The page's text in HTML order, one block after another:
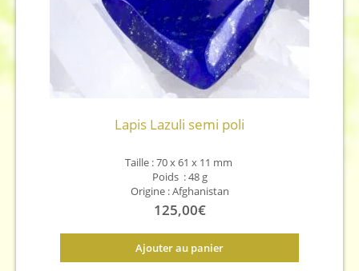
Lapis Lazuli semi poli
Taille : 70 x 61 x 11 mm
Poids : 48 g
Origine : Afghanistan
125,00€
Ajouter au panier